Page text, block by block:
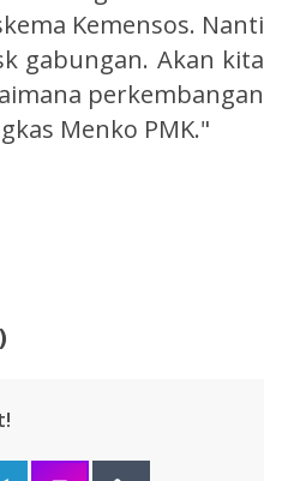
Kemensos. Nanti
gabungan. Akan kita
perkembangan
Menko PMK."